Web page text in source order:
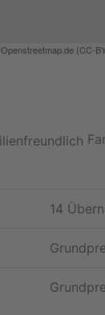
Openstreetmap.de (CC-
14